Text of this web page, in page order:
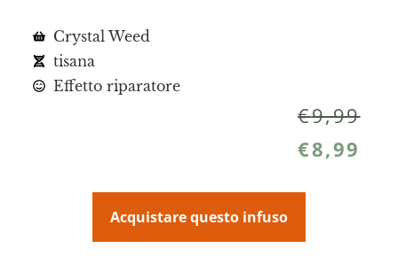
Crystal Weed
tisana
Effetto riparatore
€9,99
€8,99
Acquistare questo infuso